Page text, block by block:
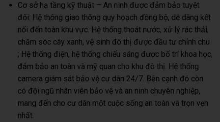
Cơ sở hạ tầng kỹ thuật – An ninh được đảm bảo tuyệt
đối: Hệ thống giao thông quy hoạch đồng bộ, dễ dàng kết
nối đến toàn khu vực. Hệ thống thoát nước, xử lý rác thải,
chăm sóc cây xanh, vệ sinh đô thị được đầu tư chỉnh chu
; Hệ thống điện, hệ thống chiếu sáng được bố trí khoa học,
đảm bảo an toàn và mỹ quan cho khu đô thị. Hệ thống
camera giám sát bảo vệ cư dân 24/7. Bên cạnh đó còn
có đội ngũ nhân viên bảo vệ và an ninh chuyên nghiệp,
mang đến cho cư dân một cuộc sống an toàn và trọn vẹn
nhất.